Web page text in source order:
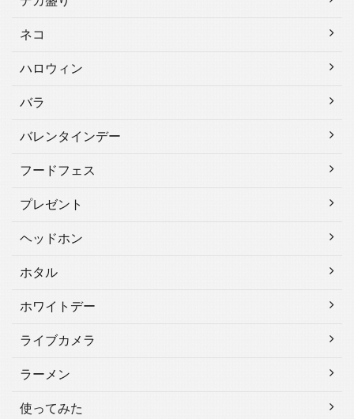
ネコ
ハロウィン
バラ
バレンタインデー
フードフェス
プレゼント
ヘッドホン
ホタル
ホワイトデー
ライブカメラ
ラーメン
使ってみた